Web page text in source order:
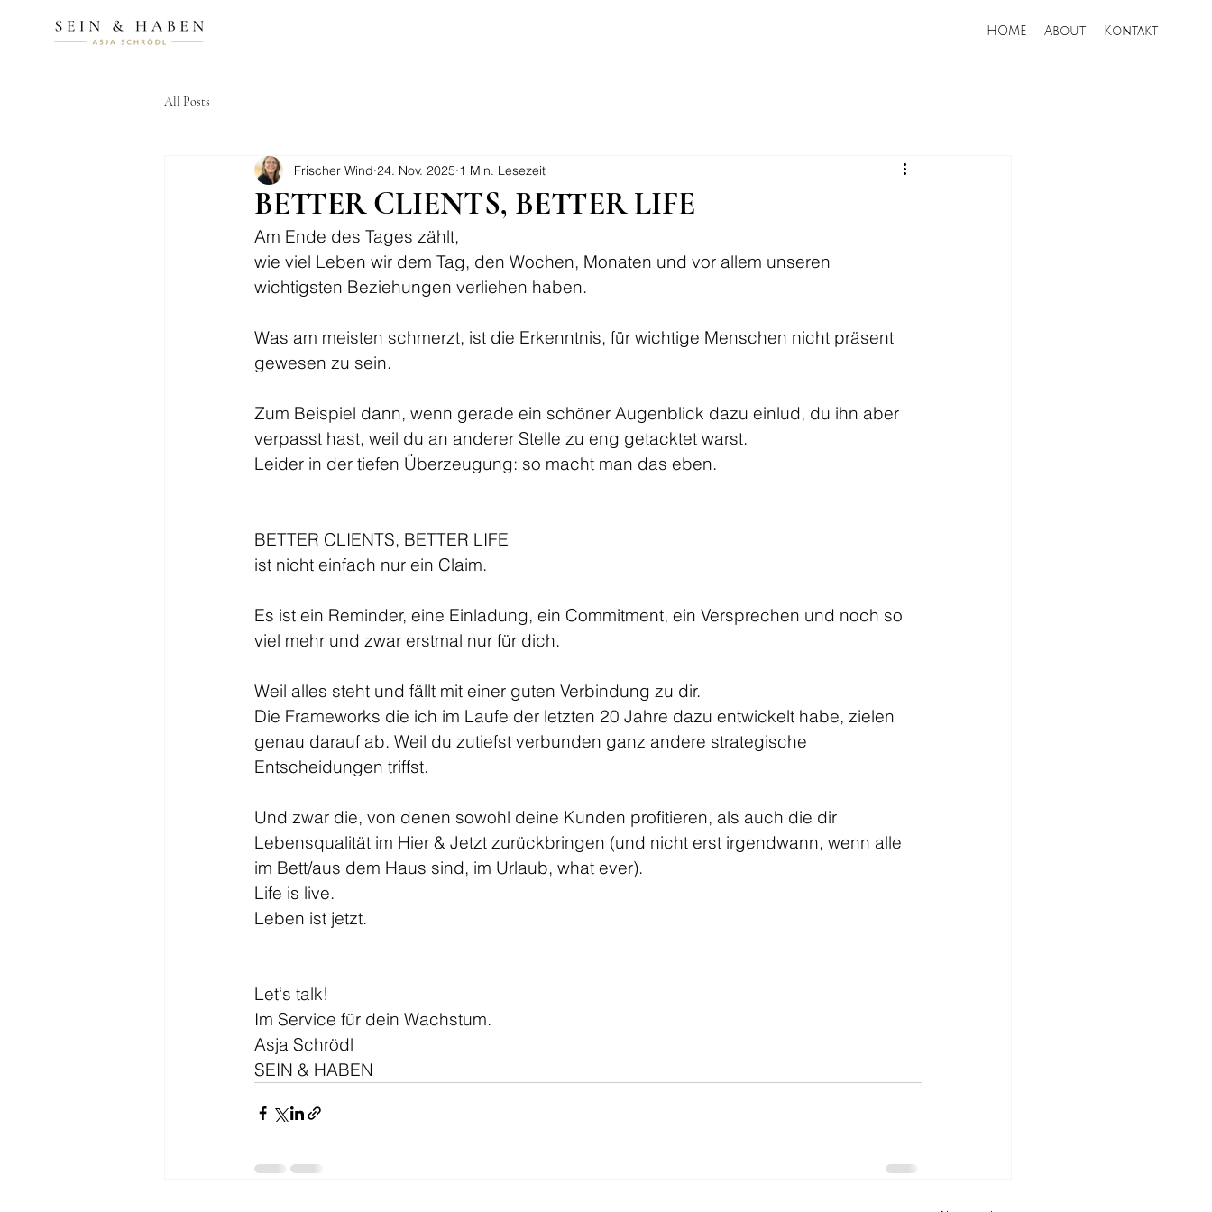
HOME About Kontakt
All Posts
BETTER CLIENTS, BETTER LIFE
Frischer Wind 24. Nov. 2025 1 Min. Lesezeit
Am Ende des Tages zählt,
wie viel Leben wir dem Tag, den Wochen, Monaten und vor allem unseren
wichtigsten Beziehungen verliehen haben.
Was am meisten schmerzt, ist die Erkenntnis, für wichtige Menschen nicht präsent
gewesen zu sein.
Zum Beispiel dann, wenn gerade ein schöner Augenblick dazu einlud, du ihn aber
verpasst hast, weil du an anderer Stelle zu eng getacktet warst.
Leider in der tiefen Überzeugung: so macht man das eben.
BETTER CLIENTS, BETTER LIFE
ist nicht einfach nur ein Claim.
Es ist ein Reminder, eine Einladung, ein Commitment, ein Versprechen und noch so
viel mehr und zwar erstmal nur für dich.
Weil alles steht und fällt mit einer guten Verbindung zu dir.
Die Frameworks die ich im Laufe der letzten 20 Jahre dazu entwickelt habe, zielen
genau darauf ab. Weil du zutiefst verbunden ganz andere strategische
Entscheidungen triffst.
Und zwar die, von denen sowohl deine Kunden profitieren, als auch die dir
Lebensqualität im Hier & Jetzt zurückbringen (und nicht erst irgendwann, wenn alle
im Bett/aus dem Haus sind, im Urlaub, what ever).
Life is live.
Leben ist jetzt.
Let‘s talk!
Im Service für dein Wachstum.
Asja Schrödl
SEIN & HABEN